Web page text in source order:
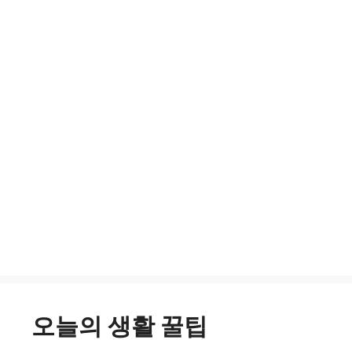
오늘의 생활 꿀팁